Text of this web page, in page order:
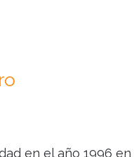
en el año 1996 en